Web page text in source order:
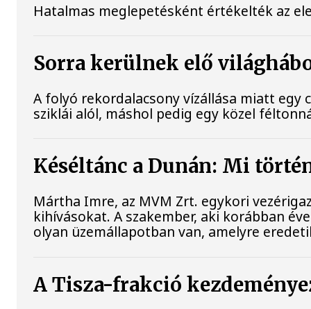
Hatalmas meglepetésként értékelték az
Sorra kerülnek elő
A folyó rekordalacsony vízállása miatt
sziklái alól, máshol pedig egy közel
Késéltánc a Dunán: Mi
Mártha Imre, az MVM Zrt. egykori
kihívásokat. A szakember, aki korábban
olyan üzemállapotban van, amelyre
A Tisza-frakció